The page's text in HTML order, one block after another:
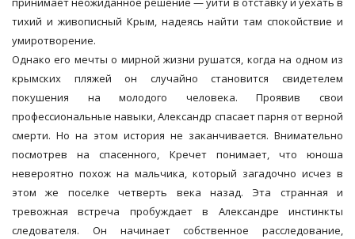
тихий и живописный Крым, надеясь найти там спокойствие и
умиротворение.
Однако его мечты о мирной жизни рушатся, когда на одном из
крымских пляжей он случайно становится свидетелем
покушения на молодого человека. Проявив свои
профессиональные навыки, Александр спасает парня от верной
смерти. Но на этом история не заканчивается. Внимательно
посмотрев на спасенного, Кречет понимает, что юноша
невероятно похож на мальчика, который загадочно исчез в
этом же поселке четверть века назад. Эта странная и
тревожная встреча пробуждает в Александре инстинкты
следователя. Он начинает собственное расследование,